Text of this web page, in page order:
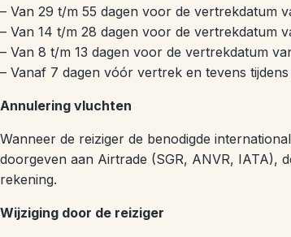
– Van 29 t/m 55 dagen voor de vertrekdatum
– Van 14 t/m 28 dagen voor de vertrekdatum
– Van 8 t/m 13 dagen voor de vertrekdatum
– Vanaf 7 dagen vóór vertrek en tevens
Annulering vluchten
Wanneer de reiziger de benodigde
doorgeven aan Airtrade (SGR, ANVR, IATA),
rekening.
Wijziging door de reiziger